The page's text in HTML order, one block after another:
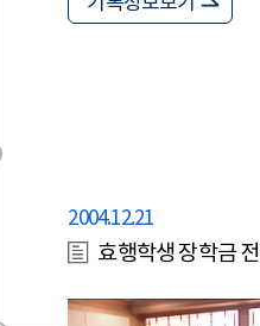
2004.12.21
효행학생 장학금